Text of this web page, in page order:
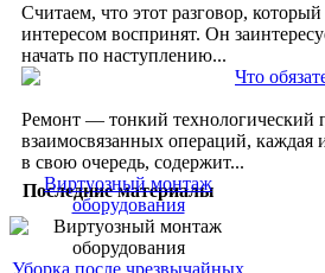
Считаем, что этот разговор, который
интересом воспринят. Он
начать по наступлению...
Что
Ремонт — тонкий технологический
взаимосвязанных операций, каждая
в свою очередь, содержит...
Последние материалы
Виртуозный монтаж
оборудования
Уборка после чрезвычайных